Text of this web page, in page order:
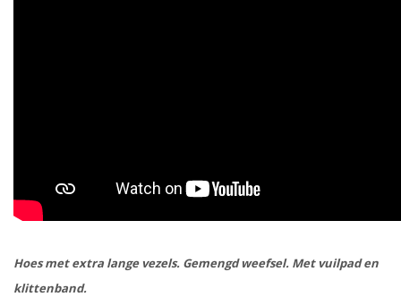
Hoes met extra lange vezels. Gemengd weefsel. Met vuilpad en
klittenband.